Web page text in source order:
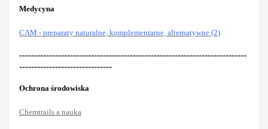
Medycyna
CAM - preparaty naturalne, komplementarne, alternatywne (2)
----------------------------------------------------------------------------
-------------------------------
Ochrona środowiska
Chemtrails a nauka